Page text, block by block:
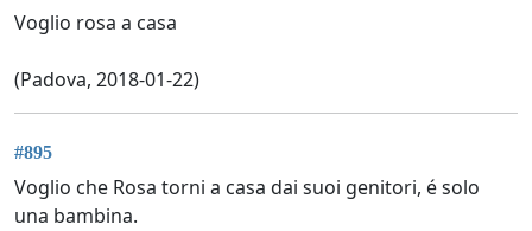
Voglio rosa a casa
(Padova, 2018-01-22)
#895
Voglio che Rosa torni a casa dai suoi genitori, é solo
una bambina.